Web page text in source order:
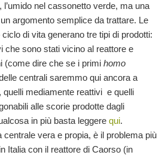
nel cassonetto verde, ma una
argomento semplice da trattare. Le
di vita generano tre tipi di prodotti:
che sono stati vicino al reattore e
(come dire che se i primi homo
centrali saremmo qui ancora a
mediamente reattivi e quelli
alle scorie prodotte dagli
in più basta leggere qui.
centrale vera e propia, è il problema più
Italia con il reattore di Caorso (in